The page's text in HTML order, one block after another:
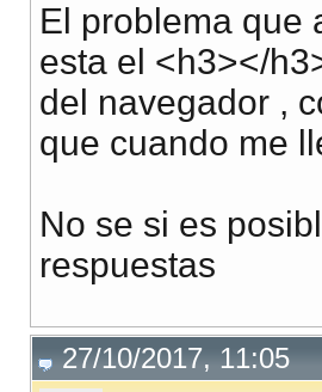
El problema que
esta el <h3></
del navegador ,
que cuando me
No se si es
respuestas
27/10/2017, 11:05